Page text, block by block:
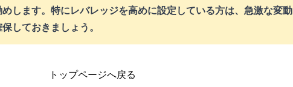
します。特にレバレッジを高めに設定している方は、急激な変動
しておきましょう。
トップページへ戻る